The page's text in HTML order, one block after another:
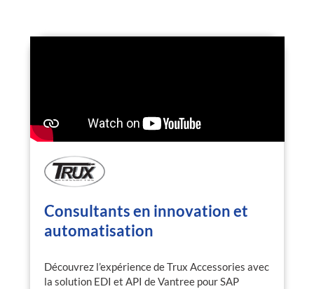
Consultants en innovation et
automatisation
Découvrez l’expérience de Trux Accessories avec
la solution EDI et API de Vantree pour SAP